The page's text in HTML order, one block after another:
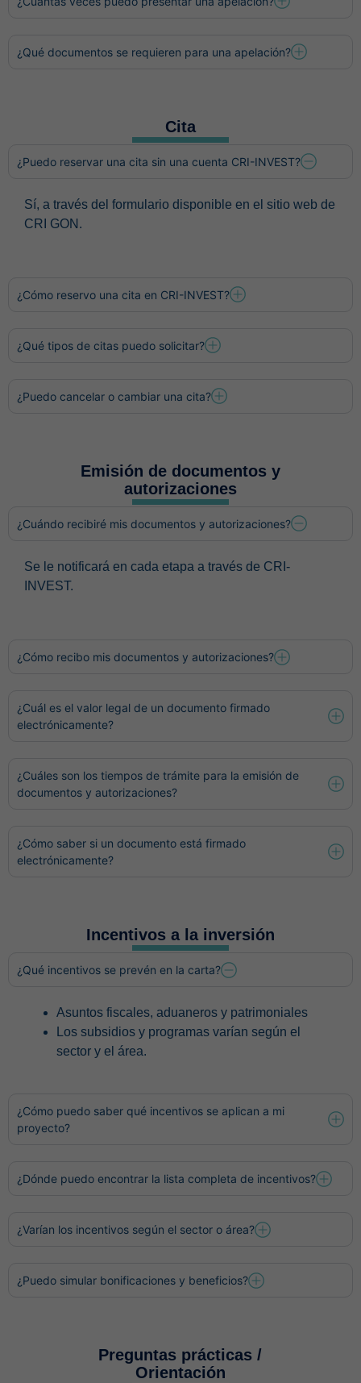
¿Qué documentos se requieren para una apelación?
Cita
¿Puedo reservar una cita sin una cuenta CRI-INVEST?
Sí, a través del formulario disponible en el sitio web de
CRI GON.
¿Cómo reservo una cita en CRI-INVEST?
¿Qué tipos de citas puedo solicitar?
¿Puedo cancelar o cambiar una cita?
Emisión de documentos y
autorizaciones
¿Cuándo recibiré mis documentos y autorizaciones?
Se le notificará en cada etapa a través de CRI-
INVEST.
¿Cómo recibo mis documentos y autorizaciones?
¿Cuál es el valor legal de un documento firmado
electrónicamente?
¿Cuáles son los tiempos de trámite para la emisión de
documentos y autorizaciones?
¿Cómo saber si un documento está firmado
electrónicamente?
Incentivos a la inversión
¿Qué incentivos se prevén en la carta?
Asuntos fiscales, aduaneros y patrimoniales
Los subsidios y programas varían según el
sector y el área.
¿Cómo puedo saber qué incentivos se aplican a mi
proyecto?
¿Dónde puedo encontrar la lista completa de incentivos?
¿Varían los incentivos según el sector o área?
¿Puedo simular bonificaciones y beneficios?
Preguntas prácticas /
Orientación